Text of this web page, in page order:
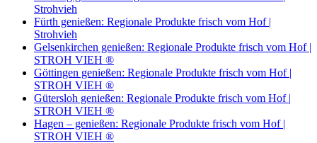
Strohvieh
Fürth genießen: Regionale Produkte frisch vom Hof |
Strohvieh
Gelsenkirchen genießen: Regionale Produkte frisch vom Hof |
STROH VIEH ®
Göttingen genießen: Regionale Produkte frisch vom Hof |
STROH VIEH ®
Gütersloh genießen: Regionale Produkte frisch vom Hof |
STROH VIEH ®
Hagen – genießen: Regionale Produkte frisch vom Hof |
STROH VIEH ®